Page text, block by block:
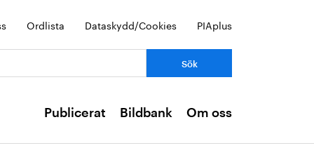
Ordlista Dataskydd/Cookies PIAplus
Publicerat Bildbank Om oss